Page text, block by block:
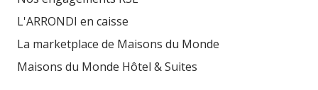
L'ARRONDI en caisse
La marketplace de Maisons du Monde
Maisons du Monde Hôtel & Suites